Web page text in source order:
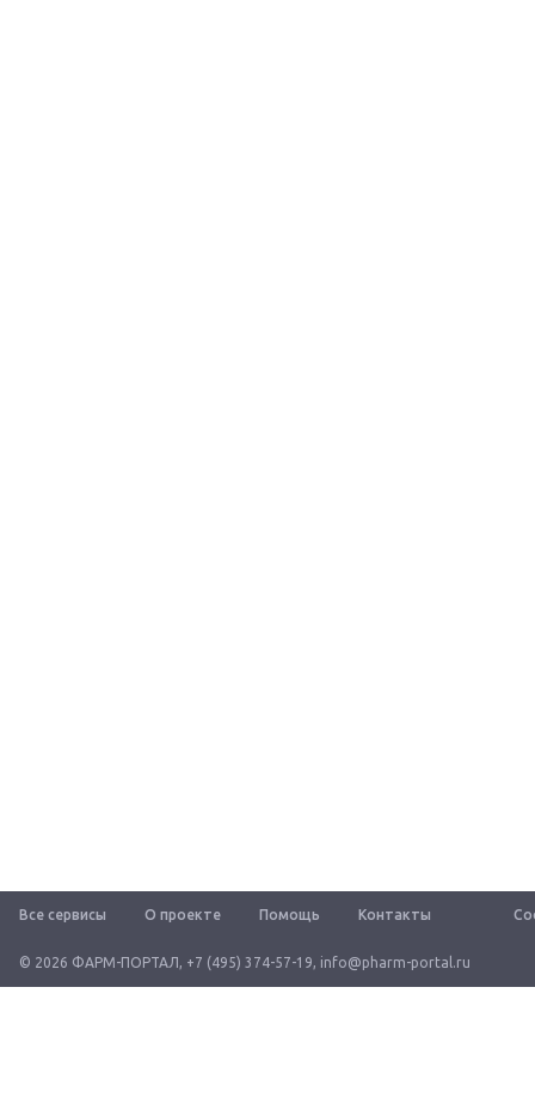
Все сервисы О проекте Помощь Контакты
© 2026 ФАРМ-ПОРТАЛ, +7 (495) 374-57-19, info@pharm-portal.ru